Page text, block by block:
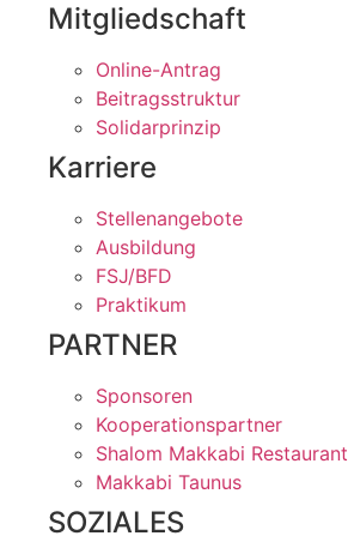
Mitgliedschaft
Online-Antrag
Beitragsstruktur
Solidarprinzip
Karriere
Stellenangebote
Ausbildung
FSJ/BFD
Praktikum
PARTNER
Sponsoren
Kooperationspartner
Shalom Makkabi Restaurant
Makkabi Taunus
SOZIALES